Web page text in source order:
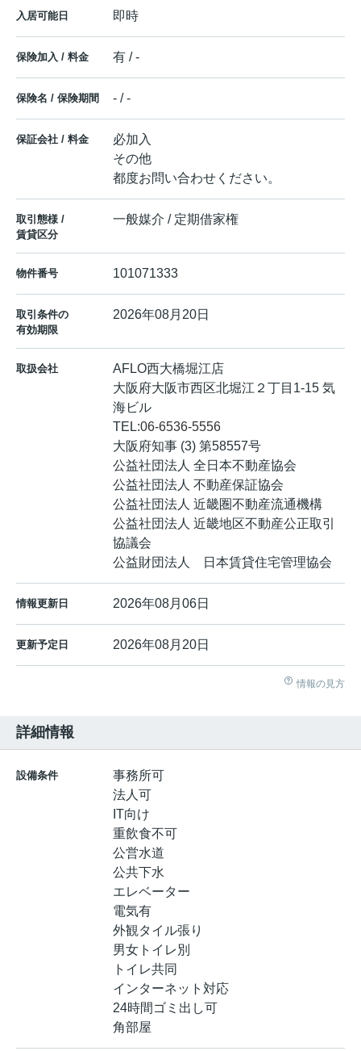
入居可能日 即時
保険加入 / 料金 有 / -
保険名 / 保険期間 - / -
保証会社 / 料金
必加入
その他
都度お問い合わせください。
取引態様 /
賃貸区分
一般媒介 / 定期借家権
物件番号 101071333
取引条件の
有効期限
2026年08月20日
取扱会社
AFLO西大橋堀江店
大阪府大阪市西区北堀江２丁目1-15 気
海ビル
TEL:06-6536-5556
大阪府知事 (3) 第58557号
公益社団法人 全日本不動産協会
公益社団法人 不動産保証協会
公益社団法人 近畿圏不動産流通機構
公益社団法人 近畿地区不動産公正取引
協議会
公益財団法人 日本賃貸住宅管理協会
情報更新日 2026年08月06日
更新予定日 2026年08月20日
情報の見方
詳細情報
設備条件
事務所可
法人可
IT向け
重飲食不可
公営水道
公共下水
エレベーター
電気有
外観タイル張り
男女トイレ別
トイレ共同
インターネット対応
24時間ゴミ出し可
角部屋